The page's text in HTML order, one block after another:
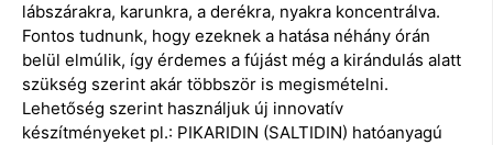
lábszárakra, karunkra, a derékra, nyakra koncentrálva.
Fontos tudnunk, hogy ezeknek a hatása néhány órán
belül elmúlik, így érdemes a fújást még a kirándulás alatt
szükség szerint akár többször is megismételni.
Lehetőség szerint használjuk új innovatív
készítményeket pl.: PIKARIDIN (SALTIDIN) hatóanyagú